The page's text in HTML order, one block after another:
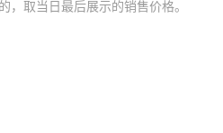
取当日最后展示的销售价格。